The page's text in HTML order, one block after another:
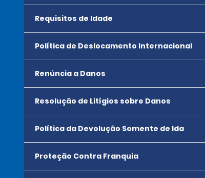
Requisitos de Idade
Política de Deslocamento Internacional
Renúncia a Danos
Resolução de Litígios sobre Danos
Política da Devolução Somente de Ida
Proteção Contra Franquia